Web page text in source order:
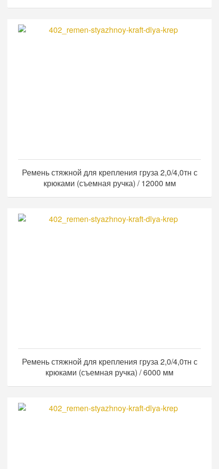
Ремень стяжной для крепления груза 2,0/4,0тн с
крюками (съемная ручка) / 12000 мм
Ремень стяжной для крепления груза 2,0/4,0тн с
крюками (съемная ручка) / 6000 мм